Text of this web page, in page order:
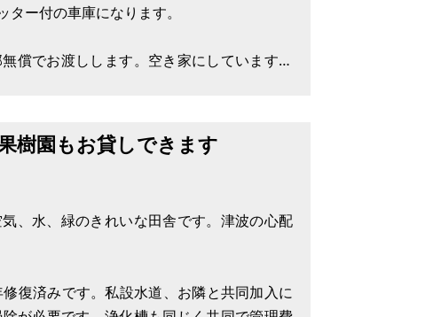
ー付の車庫になります。
償でお渡しします。空き家にしていますの
樹園もお貸しできます
、水、緑のきれいな田舎です。津波の心配
復済みです。私設水道、お隣と共同加入に